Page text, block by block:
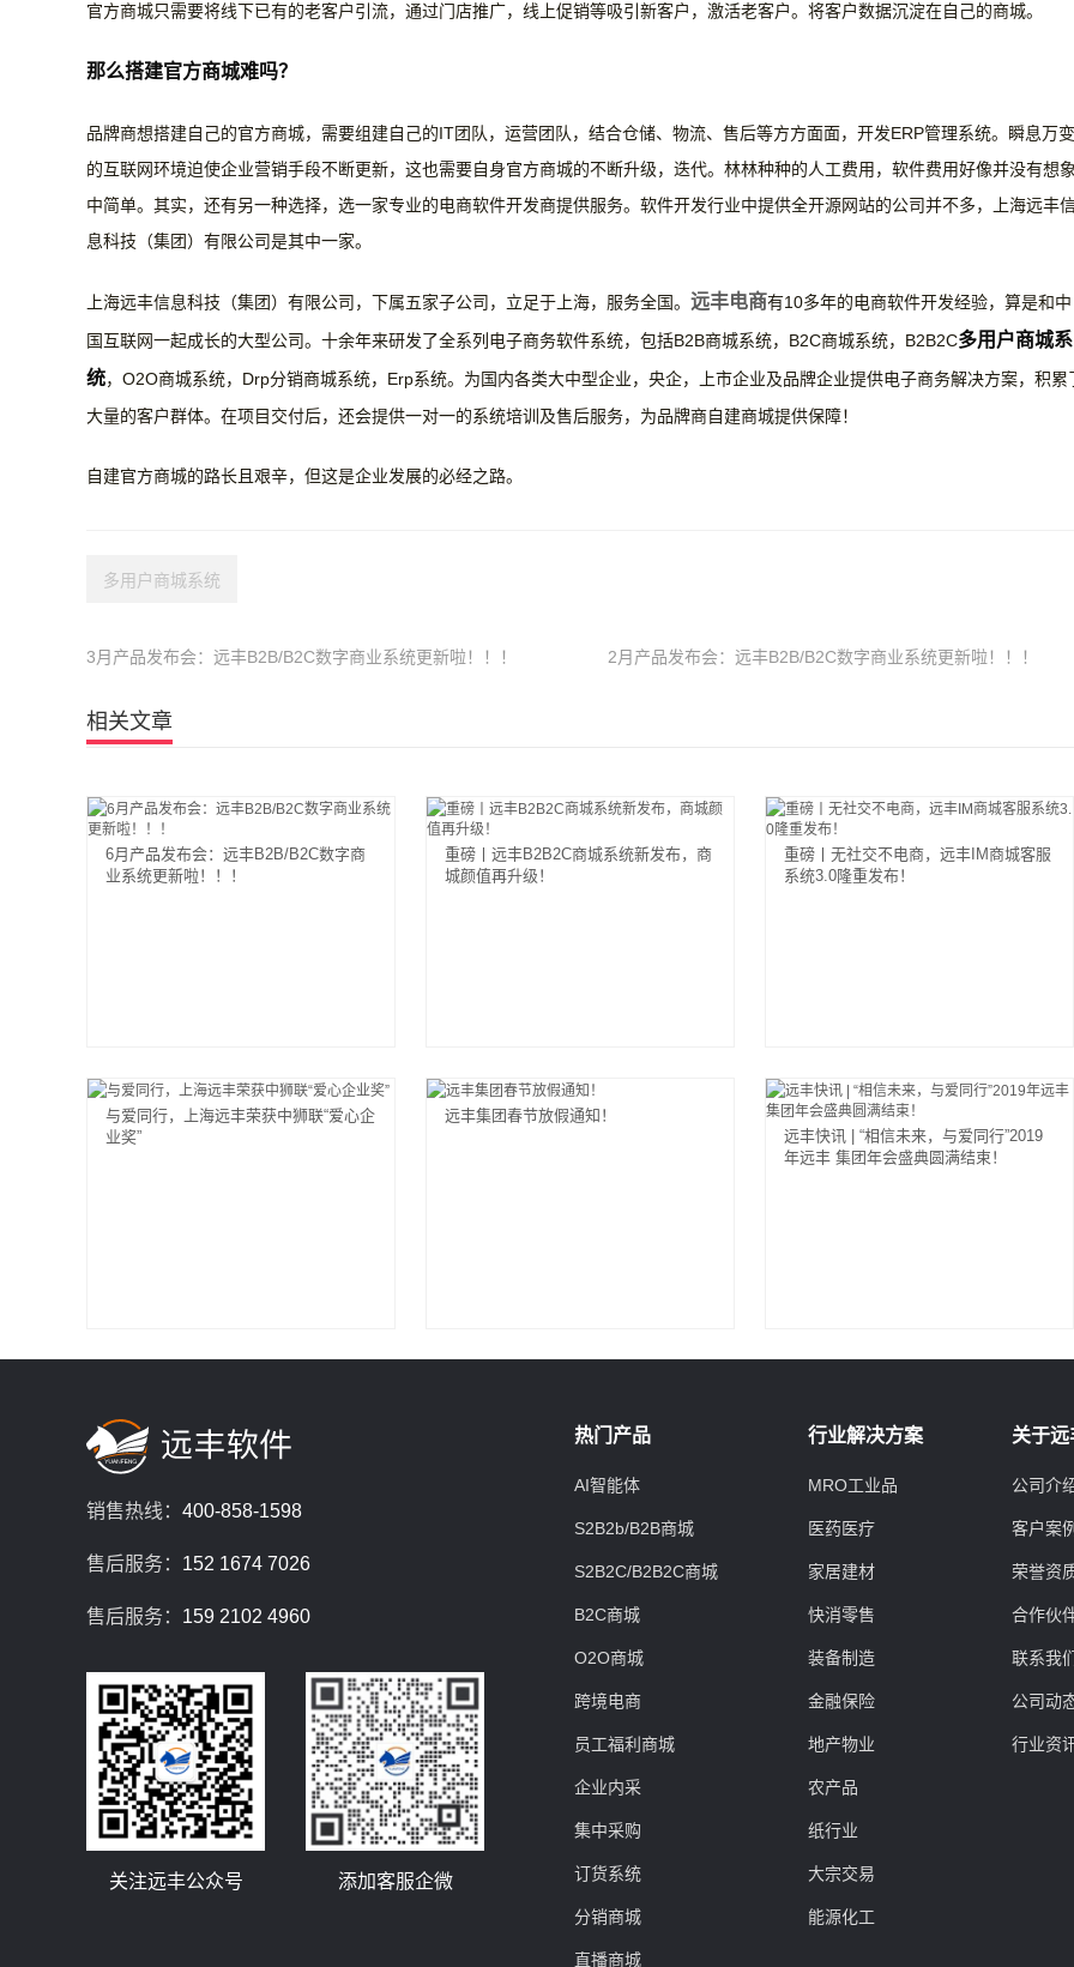
官方商城只需要将线下已有的老客户引流，通过门店推广，线上促销等吸引新客户，激活老客户。将客户数据沉淀在自己的商城。
那么搭建官方商城难吗？
品牌商想搭建自己的官方商城，需要组建自己的IT团队，运营团队，结合仓储、物流、售后等方方面面，开发ERP管理系统。瞬息万变
的互联网环境迫使企业营销手段不断更新，这也需要自身官方商城的不断升级，迭代。林林种种的人工费用，软件费用好像并没有想
中简单。其实，还有另一种选择，选一家专业的电商软件开发商提供服务。软件开发行业中提供全开源网站的公司并不多，上海远丰
息科技（集团）有限公司是其中一家。
上海远丰信息科技（集团）有限公司，下属五家子公司，立足于上海，服务全国。 远丰电商有10多年的电商软件开发经验，算是和中
国互联网一起成长的大型公司。十余年来研发了全系列电子商务软件系统，包括B2B商城系统，B2C商城系统，B2B2C多用户商城系
统，O2O商城系统，Drp分销商城系统，Erp系统。为国内各类大中型企业，央企，上市企业及品牌企业提供电子商务解决方案，积累
大量的客户群体。在项目交付后，还会提供一对一的系统培训及售后服务，为品牌商自建商城提供保障！
自建官方商城的路长且艰辛，但这是企业发展的必经之路。
多用户商城系统
3月产品发布会：远丰B2B/B2C数字商业系统更新啦！！！ 2月产品发布会：远丰B2B/B2C数字商业系统更新啦！！！
相关文章
6月产品发布会：远丰B2B/B2C数字商
业系统更新啦！！！
重磅丨远丰B2B2C商城系统新发布，商
城颜值再升级！
重磅丨无社交不电商，远丰IM商城客服
系统3.0隆重发布！
与爱同行，上海远丰荣获中狮联“爱心企
业奖”
远丰集团春节放假通知！
远丰快讯 | “相信未来，与爱同行”2019
年远丰 集团年会盛典圆满结束！
销售热线： 400-858-1598
售后服务： 152 1674 7026
售后服务： 159 2102 4960
关注远丰公众号 添加客服企微
热门产品
AI智能体
S2B2b/B2B商城
S2B2C/B2B2C商城
B2C商城
O2O商城
跨境电商
员工福利商城
企业内采
集中采购
订货系统
分销商城
直播商城
行业解决方案
MRO工业品
医药医疗
家居建材
快消零售
装备制造
金融保险
地产物业
农产品
纸行业
大宗交易
能源化工
关于
公司介
客户案
荣誉资
合作伙
联系我
公司动
行业资